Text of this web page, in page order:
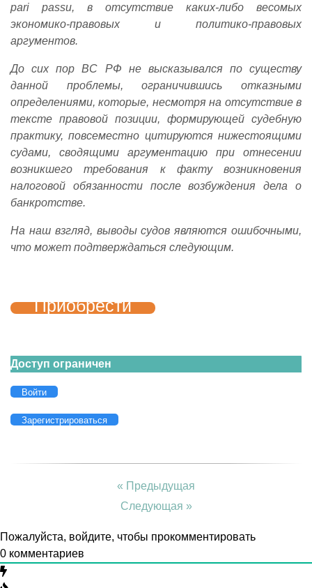
pari
passu, в отсутствие каких-либо весомых
экономико-правовых и политико-правовых
аргументов.
До сих пор ВС РФ не высказывался по существу
данной проблемы, ограничившись отказными
определениями, которые, несмотря на отсутствие в
тексте правовой позиции, формирующей судебную
практику, повсеместно цитируются нижестоящими
судами, сводящими аргументацию при отнесении
возникшего требования к факту возникновения
налоговой обязанности после возбуждения дела о
банкротстве.
На наш взгляд, выводы судов являются ошибочными,
что может подтверждаться следующим.
Приобрести
Доступ ограничен
Войти
Зарегистрироваться
« Предыдущая
Следующая »
Пожалуйста, войдите, чтобы прокомментировать
0 комментариев